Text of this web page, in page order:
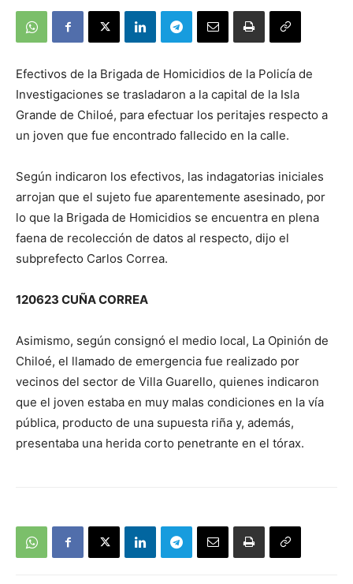
Efectivos de la Brigada de Homicidios de la Policía de
Investigaciones se trasladaron a la capital de la Isla
Grande de Chiloé, para efectuar los peritajes respecto a
un joven que fue encontrado fallecido en la calle.
Según indicaron los efectivos, las indagatorias iniciales
arrojan que el sujeto fue aparentemente asesinado, por
lo que la Brigada de Homicidios se encuentra en plena
faena de recolección de datos al respecto, dijo el
subprefecto Carlos Correa.
120623 CUÑA CORREA
Asimismo, según consignó el medio local, La Opinión de
Chiloé, el llamado de emergencia fue realizado por
vecinos del sector de Villa Guarello, quienes indicaron
que el joven estaba en muy malas condiciones en la vía
pública, producto de una supuesta riña y, además,
presentaba una herida corto penetrante en el tórax.